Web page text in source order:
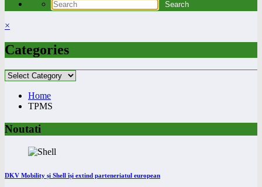
×
Categories
Categories
Home
TPMS
Noutati
DKV Mobility și Shell își extind parteneriatul european